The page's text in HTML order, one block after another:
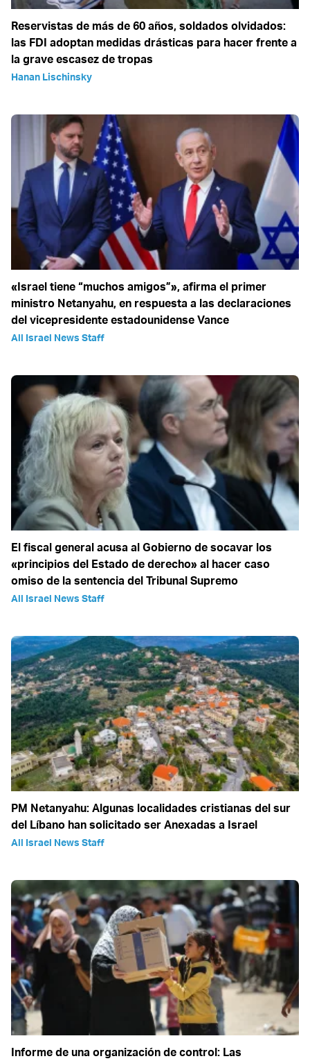
Reservistas de más de 60 años, soldados olvidados:
las FDI adoptan medidas drásticas para hacer frente a
la grave escasez de tropas
Hanan Lischinsky
«Israel tiene “muchos amigos”», afirma el primer
ministro Netanyahu, en respuesta a las declaraciones
del vicepresidente estadounidense Vance
All Israel News Staff
El fiscal general acusa al Gobierno de socavar los
«principios del Estado de derecho» al hacer caso
omiso de la sentencia del Tribunal Supremo
All Israel News Staff
PM Netanyahu: Algunas localidades cristianas del sur
del Líbano han solicitado ser Anexadas a Israel
All Israel News Staff
Informe de una organización de control: Las